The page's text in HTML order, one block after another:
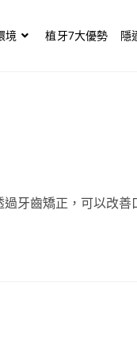
境 植牙7大優勢 隱
牙齒矯正，可以改